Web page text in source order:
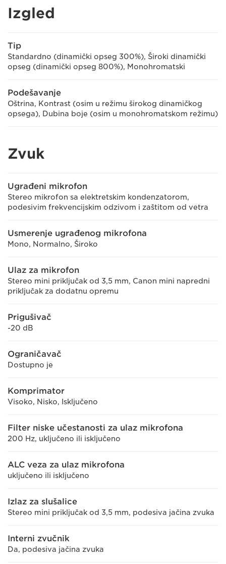
Izgled
Tip
Standardno (dinamički opseg 300%), Široki dinamički
opseg (dinamički opseg 800%), Monohromatski
Podešavanje
Oštrina, Kontrast (osim u režimu širokog dinamičkog
opsega), Dubina boje (osim u monohromatskom režimu)
Zvuk
Ugrađeni mikrofon
Stereo mikrofon sa elektretskim kondenzatorom,
podesivim frekvencijskim odzivom i zaštitom od vetra
Usmerenje ugrađenog mikrofona
Mono, Normalno, Široko
Ulaz za mikrofon
Stereo mini priključak od 3,5 mm, Canon mini napredni
priključak za dodatnu opremu
Prigušivač
-20 dB
Ograničavač
Dostupno je
Komprimator
Visoko, Nisko, Isključeno
Filter niske učestanosti za ulaz mikrofona
200 Hz, uključeno ili isključeno
ALC veza za ulaz mikrofona
uključeno ili isključeno
Izlaz za slušalice
Stereo mini priključak od 3,5 mm, podesiva jačina zvuka
Interni zvučnik
Da, podesiva jačina zvuka